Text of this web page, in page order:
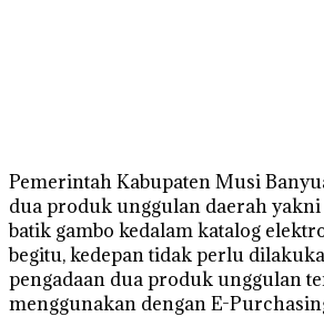
Pemerintah Kabupaten Musi
dua produk unggulan daerah yakni
batik gambo kedalam katalog
begitu, kedepan tidak perlu
pengadaan dua produk unggulan
menggunakan dengan E-